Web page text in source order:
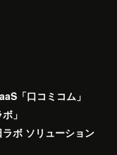
「口コミコム」
」
ボ ソリューション